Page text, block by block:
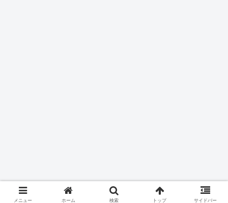
メニュー ホーム 検索 トップ サイドバー